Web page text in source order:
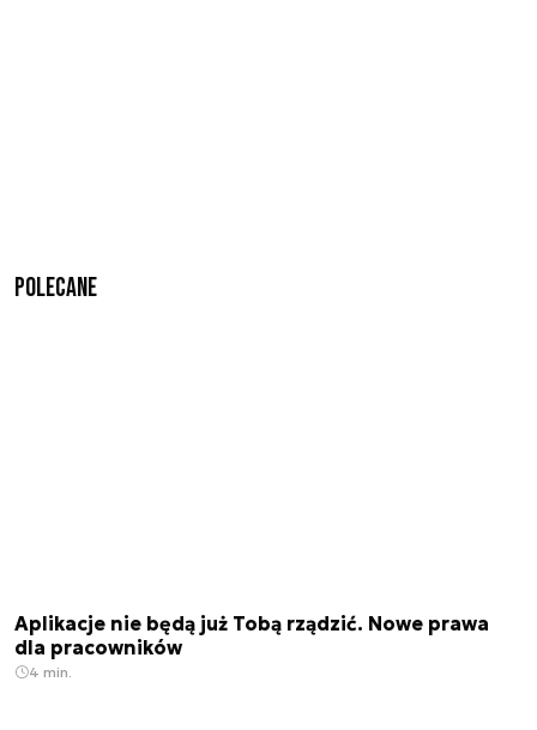
Polecane
Aplikacje nie będą już Tobą rządzić. Nowe prawa
dla pracowników
4 min.